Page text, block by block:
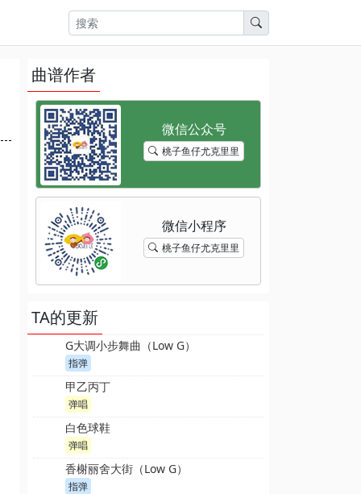
曲谱作者
桃子鱼仔尤克里里
桃子鱼仔尤克里里
TA的更新
G大调小步舞曲（Low G）
指弹
甲乙丙丁
弹唱
白色球鞋
弹唱
香榭丽舍大街（Low G）
指弹